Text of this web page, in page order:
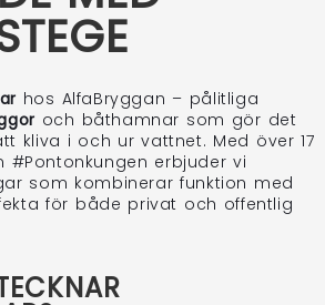
hos AlfaBryggan – pålitliga
och båthamnar som gör det
kliva i och ur vattnet. Med över 17
#Pontonkungen erbjuder vi
som kombinerar funktion med
för både privat och offentlig